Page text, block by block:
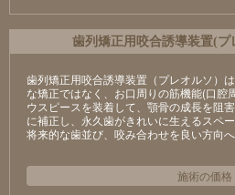
⻭列矯正⽤咬合誘導装置(プ
歯列矯正用咬合誘導装置（プレオルソ）
な矯正ではなく、お口周りの筋機能(口腔
ウスピースを装着して、顎骨の成長を阻
に補正し、永久歯がきれいに生えるスペ
将来的な歯並び、咬み合わせを良い方向へ
施術の価格